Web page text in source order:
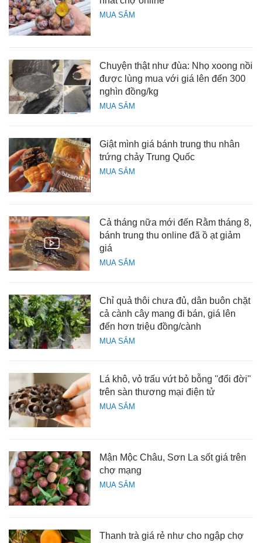
MUA SẮM
MUA SẮM
Chuyện thật như đùa: Nhọ xoong nồi
được lùng mua với giá lên đến 300
nghìn đồng/kg
MUA SẮM
Giật mình giá bánh trung thu nhân
trứng chảy Trung Quốc
MUA SẮM
Cả tháng nữa mới đến Rằm tháng 8,
bánh trung thu online đã ồ ạt giảm
giá
MUA SẮM
Chỉ quả thôi chưa đủ, dân buôn chặt
cả cành cây mang đi bán, giá lên
đến hơn triệu đồng/cành
MUA SẮM
Lá khô, vỏ trấu vứt bỏ bỗng ''đổi đời''
trên sàn thương mại điện tử
MUA SẮM
Mận Mộc Châu, Sơn La sốt giá trên
chợ mạng
Thanh trà giá rẻ như cho ngập chợ